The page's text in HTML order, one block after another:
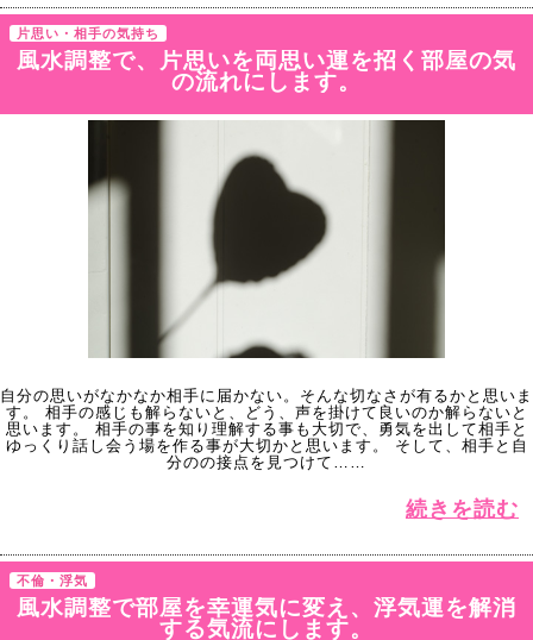
片思い・相手の気持ち
風水調整で、片思いを両思い運を招く部屋の気
の流れにします。
自分の思いがなかなか相手に届かない。そんな切なさが有るかと思いま
す。 相手の感じも解らないと、どう、声を掛けて良いのか解らないと
思います。 相手の事を知り理解する事も大切で、勇気を出して相手と
ゆっくり話し会う場を作る事が大切かと思います。 そして、相手と自
分のの接点を見つけて……
続きを読む
不倫・浮気
風水調整で部屋を幸運気に変え、浮気運を解消
する気流にします。